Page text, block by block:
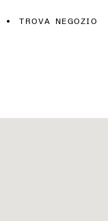
TROVA NEGOZIO